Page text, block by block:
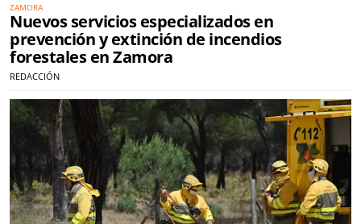
ZAMORA
Nuevos servicios especializados en
prevención y extinción de incendios
forestales en Zamora
REDACCIÓN